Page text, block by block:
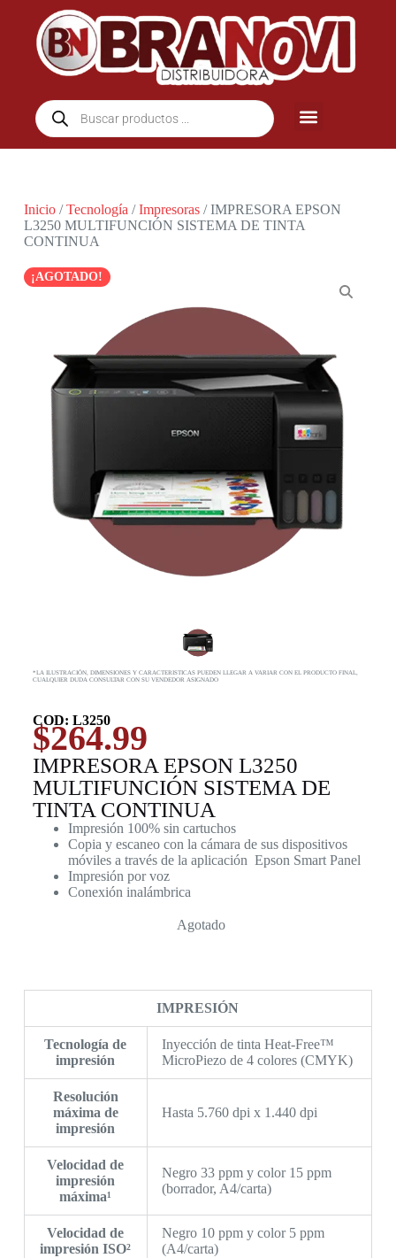
Inicio/Tecnología /Impresoras/ IMPRESORA EPSON
L3250 MULTIFUNCIÓN SISTEMA DE TINTA
CONTINUA
¡AGOTADO!
*LA ILUSTRACIÓN, DIMENSIONES Y CARACTERISTICAS PUEDEN LLEGAR A VARIAR CON EL PRODUCTO FINAL,
CUALQUIER DUDA CONSULTAR CON SU VENDEDOR ASIGNADO
COD: L3250
$264.99
IMPRESORA EPSON L3250
MULTIFUNCIÓN SISTEMA DE
TINTA CONTINUA
Impresión 100% sin cartuchos
Copia y escaneo con la cámara de sus dispositivos
móviles a través de la aplicación Epson Smart Panel
Impresión por voz
Conexión inalámbrica
Agotado
IMPRESIÓN
Tecnología de
impresión
Inyección de tinta Heat-Free™
MicroPiezo de 4 colores (CMYK)
Resolución
máxima de
impresión
Hasta 5.760 dpi x 1.440 dpi
Velocidad de
impresión
máxima¹
Negro 33 ppm y color 15 ppm
(borrador, A4/carta)
Velocidad de
impresión ISO²
Negro 10 ppm y color 5 ppm
(A4/carta)